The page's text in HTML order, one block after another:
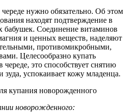
нужно обязательно. Об этом
находят подтверждение в
бабушек. Соединение витаминов
и ценных веществ, наделяют
противомикробными,
Целесообразно купать
это способствует снятию
зуда, успокаивает кожу младенца.
новорожденного: